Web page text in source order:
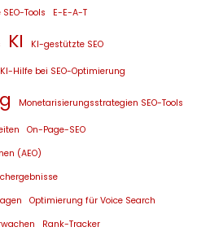
Tools E-E-A-T
KI KI-gestützte SEO
KI-Hilfe bei SEO-Optimierung
Monetarisierungsstrategien SEO-Tools
On-Page-SEO
(AEO)
Optimierung für Voice Search
Rank-Tracker